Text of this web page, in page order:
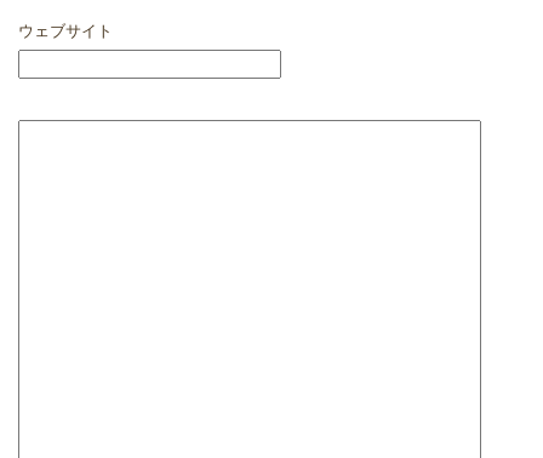
ウェブサイト